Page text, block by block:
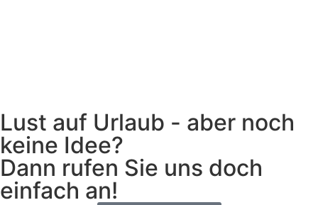
Lust auf Urlaub - aber noch
keine Idee?
Dann rufen Sie uns doch
einfach an!